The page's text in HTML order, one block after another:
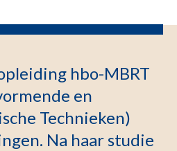
hbo-MBRT
en
Technieken)
Na haar studie